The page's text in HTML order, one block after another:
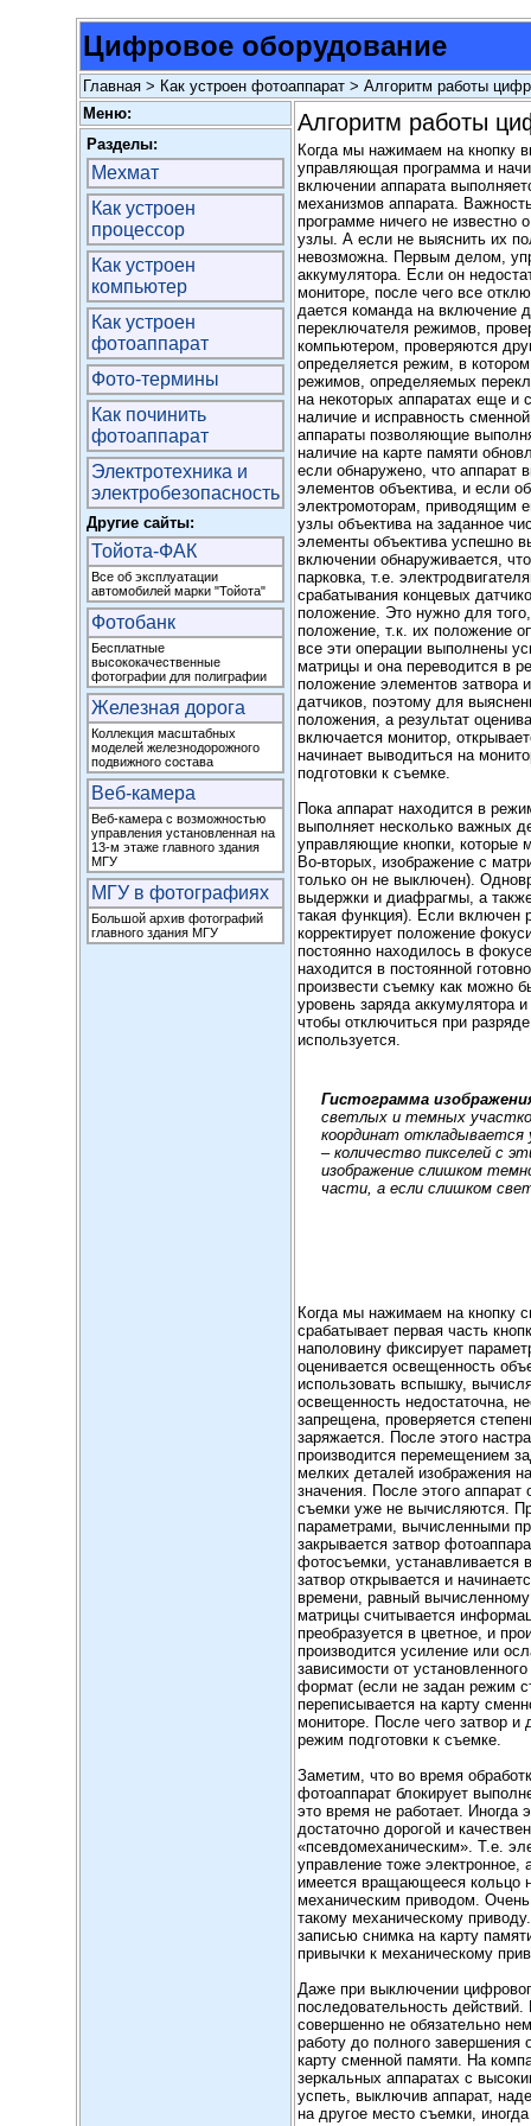
Цифровое оборудование
Главная > Как устроен фотоаппарат > Алгоритм работы
Меню:
Алгоритм работы
Когда мы нажимаем на кнопку
управляющая программа и
включении аппарата
механизмов аппарата.
программе ничего не известно
узлы. А если не выяснить их
невозможна. Первым делом,
аккумулятора. Если он
мониторе, после чего все
дается команда на включение
переключателя режимов,
компьютером, проверяются
определяется режим, в
режимов, определяемых
на некоторых аппаратах еще
наличие и исправность
аппараты позволяющие
наличие на карте памяти
если обнаружено, что аппарат
элементов объектива, и если
электромоторам, приводящим
узлы объектива на заданное
элементы объектива успешно
включении обнаруживается,
парковка, т.е.
срабатывания концевых
положение. Это нужно для
положение, т.к. их положение
все эти операции выполнены
матрицы и она переводится в
положение элементов
датчиков, поэтому для
положения, а результат
включается монитор,
начинает выводиться на
подготовки к съемке.
Пока аппарат находится в
выполняет несколько важных
управляющие кнопки, которые
Во-вторых, изображение с
только он не выключен).
выдержки и диафрагмы, а
такая функция). Если включен
корректирует положение
постоянно находилось в
находится в постоянной
произвести съемку как можно
уровень заряда аккумулятора
чтобы отключиться при
используется.
Гистограмма
светлых и темных
координат откладывается
– количество пикселей с
изображение слишком
части, а если слишком
Когда мы нажимаем на кнопку
срабатывает первая часть
наполовину фиксирует
оценивается освещенность
использовать вспышку,
освещенность недостаточна,
запрещена, проверяется
заряжается. После этого
производится перемещением
мелких деталей изображения
значения. После этого
съемки уже не вычисляются.
параметрами, вычисленными
закрывается затвор
фотосъемки, устанавливается
затвор открывается и
времени, равный
матрицы считывается
преобразуется в цветное, и
производится усиление или
зависимости от
формат (если не задан режим
переписывается на карту
мониторе. После чего затвор и
режим подготовки к съемке.
Заметим, что во время
фотоаппарат блокирует
это время не работает.
достаточно дорогой и
«псевдомеханическим». Т.е.
управление тоже электронное,
имеется вращающееся кольцо
механическим приводом.
такому механическому
записью снимка на карту
привычки к механическому
Даже при выключении
последовательность
совершенно не обязательно
работу до полного завершения
карту сменной памяти. На
зеркальных аппаратах с
успеть, выключив аппарат,
на другое место съемки,
Разделы:
Мехмат
Как устроен
процессор
Как устроен
компьютер
Как устроен
фотоаппарат
Фото-термины
Как починить
фотоаппарат
Электротехника и
электробезопасность
Другие сайты:
Тойота-ФАК
Все об эксплуатации
автомобилей марки "Тойота"
Фотобанк
Бесплатные
высококачественные
фотографии для полиграфии
Железная дорога
Коллекция масштабных
моделей железнодорожного
подвижного состава
Веб-камера
Веб-камера с возможностью
управления установленная на
13-м этаже главного здания
МГУ
МГУ в фотографиях
Большой архив фотографий
главного здания МГУ